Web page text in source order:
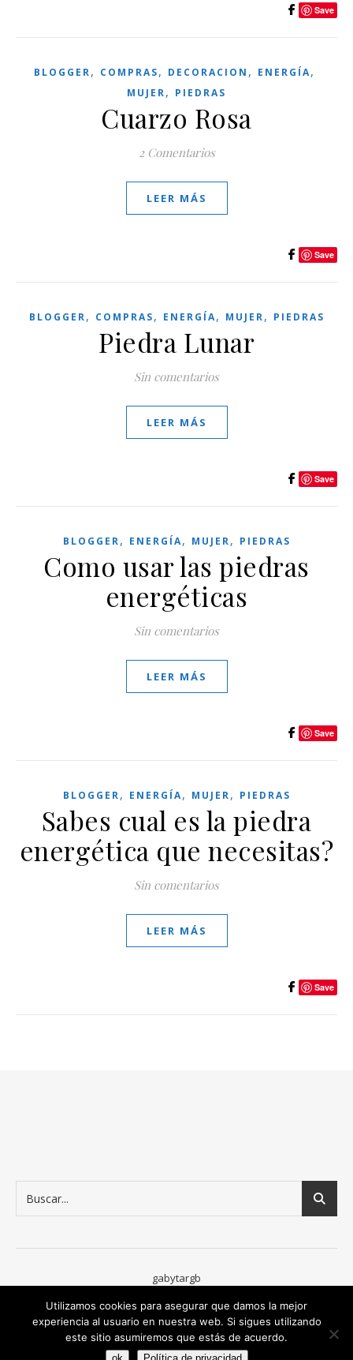
Save
BLOGGER, COMPRAS, DECORACION , ENERGÍA,
MUJER, PIEDRAS
Cuarzo Rosa
2 Comentarios
LEER MÁS
Save
BLOGGER, COMPRAS, ENERGÍA, MUJER, PIEDRAS
Piedra Lunar
Sin comentarios
LEER MÁS
Save
BLOGGER, ENERGÍA, MUJER, PIEDRAS
Como usar las piedras
energéticas
Sin comentarios
LEER MÁS
Save
BLOGGER, ENERGÍA, MUJER, PIEDRAS
Sabes cual es la piedra
energética que necesitas?
Sin comentarios
LEER MÁS
Save
gabytargb
blog
Ashe Tema deWP Royal.
Utilizamos cookies para asegurar que damos la mejor
experiencia al usuario en nuestra web. Si sigues utilizando
este sitio asumiremos que estás de acuerdo.